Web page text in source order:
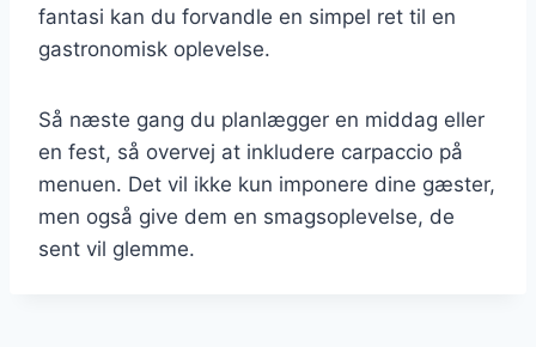
fantasi kan du forvandle en simpel ret til en
gastronomisk oplevelse.
Så næste gang du planlægger en middag eller
en fest, så overvej at inkludere carpaccio på
menuen. Det vil ikke kun imponere dine gæster,
men også give dem en smagsoplevelse, de
sent vil glemme.